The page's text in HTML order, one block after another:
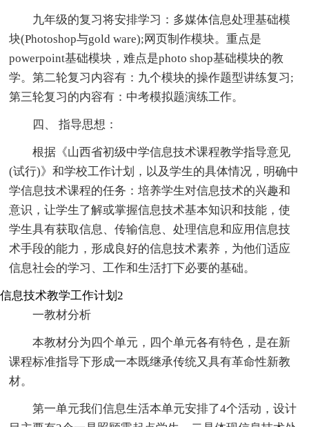
九年级的复习将安排学习：多媒体信息处理基础模
块(Photoshop与gold ware);网页制作模块。重点是
powerpoint基础模块，难点是photo shop基础模块的教
学。第二轮复习内容有：九个模块的操作题型讲练复习;
第三轮复习的内容有：中考模拟题演练工作。
四、 指导思想：
根据《山西省初级中学信息技术课程教学指导意见
(试行)》和学校工作计划，以及学生的具体情况，明确中
学信息技术课程的任务：培养学生对信息技术的兴趣和
意识，让学生了解或掌握信息技术基本知识和技能，使
学生具有获取信息、传输信息、处理信息和应用信息技
术手段的能力，形成良好的信息技术素养，为他们适应
信息社会的学习、工作和生活打下必要的基础。
信息技术教学工作计划2
一教材分析
本教材分为四个单元，四个单元各有特色，是在新
课程标准指导下形成一本既继承传统又具有革命性新教
材。
第一单元我们信息生活本单元安排了4个活动，设计